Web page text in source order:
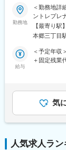
■会社概要
株式会社
ック企業と
バイスとAI
の事業を展
バイスや
ストップ
任のPMと
（契約/請求
勤務地
＜勤務地詳
ントレプレ
三丁目駅受
事業所（リ
【最寄り駅】
本郷三丁目
給与
＜予定年収
＋固定残業
＜昇給有無
ックオプ
安の金額で
(月額)は固
気
人気求人ラ